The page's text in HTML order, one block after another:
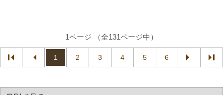
1ページ （全131ページ中）
1 2 3 4 5 6